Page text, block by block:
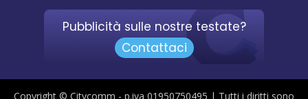
Pubblicità sulle nostre testate?
Contattaci
Copyright © Citycomm - p.iva 01950750495 | Tutti i diritti sono